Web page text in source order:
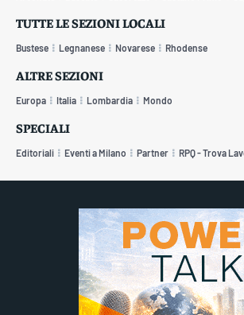
TUTTE LE SEZIONI LOCALI
Bustese Legnanese Novarese Rhodense
ALTRE SEZIONI
Europa Italia Lombardia Mondo
SPECIALI
Editoriali Eventi a Milano Partner RPQ - Trova